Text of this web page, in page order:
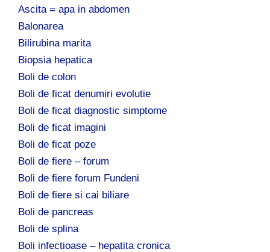
Ascita = apa in abdomen
Balonarea
Bilirubina marita
Biopsia hepatica
Boli de colon
Boli de ficat denumiri evolutie
Boli de ficat diagnostic simptome
Boli de ficat imagini
Boli de ficat poze
Boli de fiere – forum
Boli de fiere forum Fundeni
Boli de fiere si cai biliare
Boli de pancreas
Boli de splina
Boli infectioase – hepatita cronica